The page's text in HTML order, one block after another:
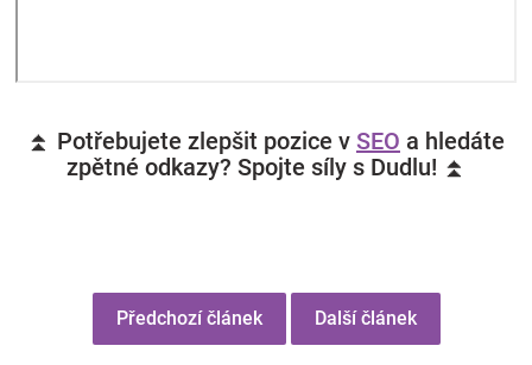
⏫ Potřebujete zlepšit pozice v SEO a hledáte
zpětné odkazy? Spojte síly s Dudlu! ⏫
Předchozí článek Další článek